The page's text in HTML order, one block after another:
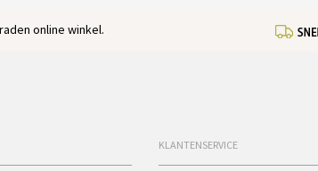
online winkel.
KLANTENSERVICE